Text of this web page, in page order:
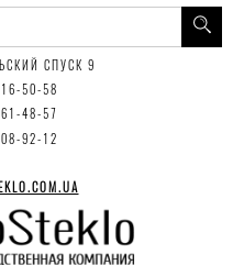
СПУСК 9
50-58
48-57
92-12